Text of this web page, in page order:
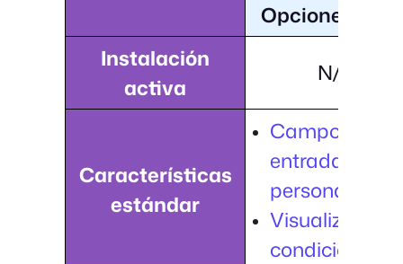
Opciones
Instalación
activa
N/A
Características
estándar
Campos de
entrada
Visualización
condicional